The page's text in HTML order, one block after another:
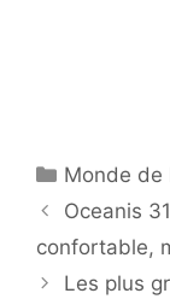
Catégories
Monde de
Oceanis
confortable,
Les plus